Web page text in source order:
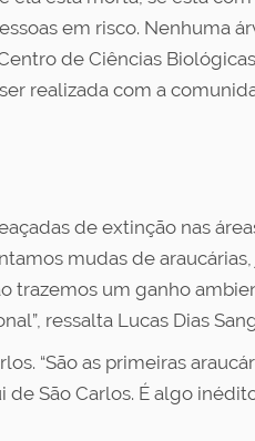
em risco. Nenhuma
de Ciências
realizada com a
de extinção nas
mudas de
trazemos um ganho
ressalta Lucas Dias
“São as primeiras
São Carlos. É algo